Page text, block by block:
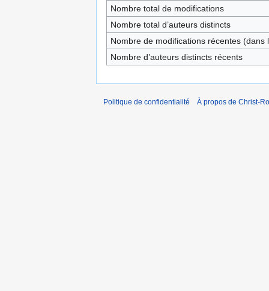
Nombre total de modifications
Nombre total d’auteurs distincts
Nombre de modifications récentes (dans
Nombre d’auteurs distincts récents
Politique de confidentialité À propos de Christ-